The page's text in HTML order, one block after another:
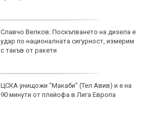
Славчо Велков: Поскъпването на дизела е
удар по националната сигурност, измерим
с такъв от ракети
ЦСКА унищожи "Макаби" (Тел Авив) и е на
90 минути от плейофа в Лига Европа